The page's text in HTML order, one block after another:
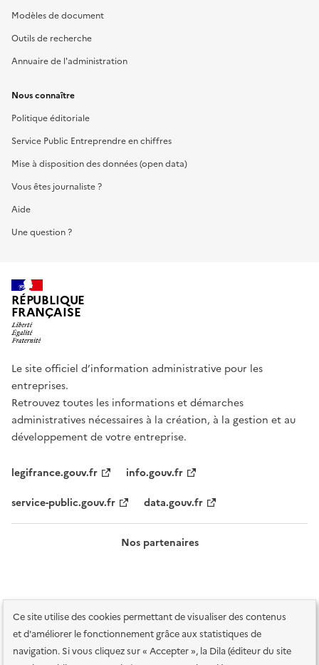
Ce site utilise des cookies permettant de visualiser des contenus
et d'améliorer le fonctionnement grâce aux statistiques de
navigation. Si vous cliquez sur « Accepter », la Dila (éditeur du site
Modèles de document
Outils de recherche
Annuaire de l'administration
Nous connaître
Politique éditoriale
Service Public Entreprendre en chiffres
Mise à disposition des données (open data)
Vous êtes journaliste ?
Aide
Une question ?
RÉPUBLIQUE
FRANÇAISE
Le site officiel d’information administrative pour les
entreprises.
Retrouvez toutes les informations et démarches
administratives nécessaires à la création, à la gestion et au
développement de votre entreprise.
legifrance.gouv.fr
info.gouv.fr
service-public.gouv.fr
data.gouv.fr
Nos partenaires